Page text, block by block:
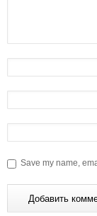
Save my name,